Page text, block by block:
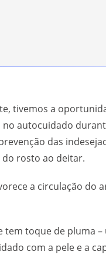
tivemos a
autocuidado
das
do rosto ao deitar.
a circulação
toque de pluma
com a pele e a